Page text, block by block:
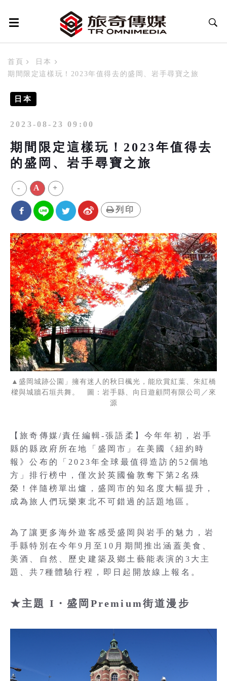
首頁
日本
期間限定這樣玩！2023年值得去的盛岡、岩手尋寶之旅
日本
2023-08-23 09:00
期間限定這樣玩！2023年值得去
的盛岡、岩手尋寶之旅
- A +
列印
▲盛岡城跡公園」擁有迷人的秋日楓光，能欣賞紅葉、朱紅橋
樑與城牆石垣共舞。 圖：岩手縣、向日遊顧問有限公司／來
源
【旅奇傳媒/責任編輯-張語柔】今年年初，岩手
縣的縣政府所在地「盛岡市」在美國《紐約時
報》公布的「2023年全球最值得造訪的52個地
方」排行榜中，僅次於英國倫敦奪下第2名殊
榮！伴隨榜單出爐，盛岡市的知名度大幅提升，
成為旅人們玩樂東北不可錯過的話題地區。
為了讓更多海外遊客感受盛岡與岩手的魅力，岩
手縣特別在今年9月至10月期間推出涵蓋美食、
美酒、自然、歷史建築及鄉土藝能表演的3大主
題、共7種體驗行程，即日起開放線上報名。
★主題 I・盛岡Premium街道漫步